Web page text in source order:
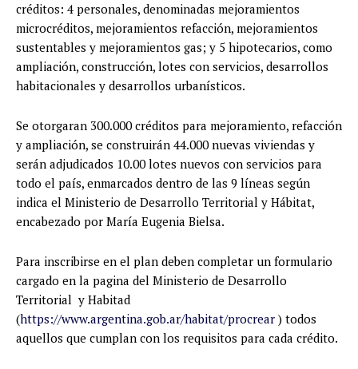
créditos: 4 personales, denominadas mejoramientos
microcréditos, mejoramientos refacción, mejoramientos
sustentables y mejoramientos gas; y 5 hipotecarios, como
ampliación, construcción, lotes con servicios, desarrollos
habitacionales y desarrollos urbanísticos.
Se otorgaran 300.000 créditos para mejoramiento, refacción
y ampliación, se construirán 44.000 nuevas viviendas y
serán adjudicados 10.00 lotes nuevos con servicios para
todo el país, enmarcados dentro de las 9 líneas según
indica el Ministerio de Desarrollo Territorial y Hábitat,
encabezado por María Eugenia Bielsa.
Para inscribirse en el plan deben completar un formulario
cargado en la pagina del Ministerio de Desarrollo
Territorial y Habitad
(https://www.argentina.gob.ar/habitat/procrear ) todos
aquellos que cumplan con los requisitos para cada crédito.